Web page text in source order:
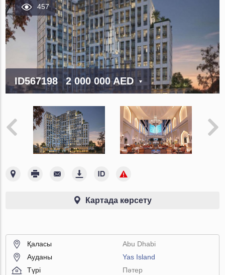
457
ID567198 2 000 000 AED
Картада көрсету
Қаласы
Abu Dhabi
Ауданы
Yas Island
Түрі
Пәтер